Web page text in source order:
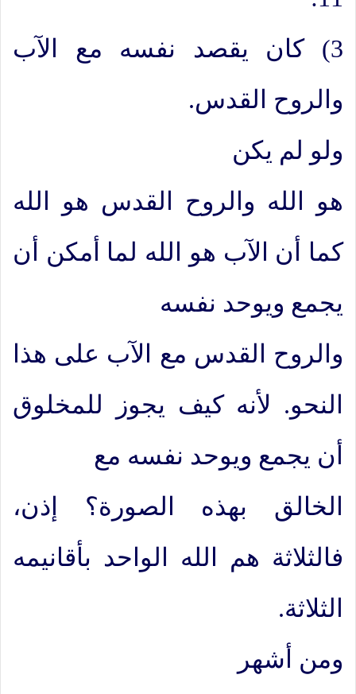
3) كان يقصد نفسه مع الآب
والروح القدس.
ولو لم يكن
هو الله والروح القدس هو الله
كما أن الآب هو الله لما أمكن أن
يجمع ويوحد نفسه
والروح القدس مع الآب على هذا
النحو. لأنه كيف يجوز للمخلوق
أن يجمع ويوحد نفسه مع
الخالق بهذه الصورة؟ إذن،
فالثلاثة هم الله الواحد بأقانيمه
الثلاثة.
ومن أشهر